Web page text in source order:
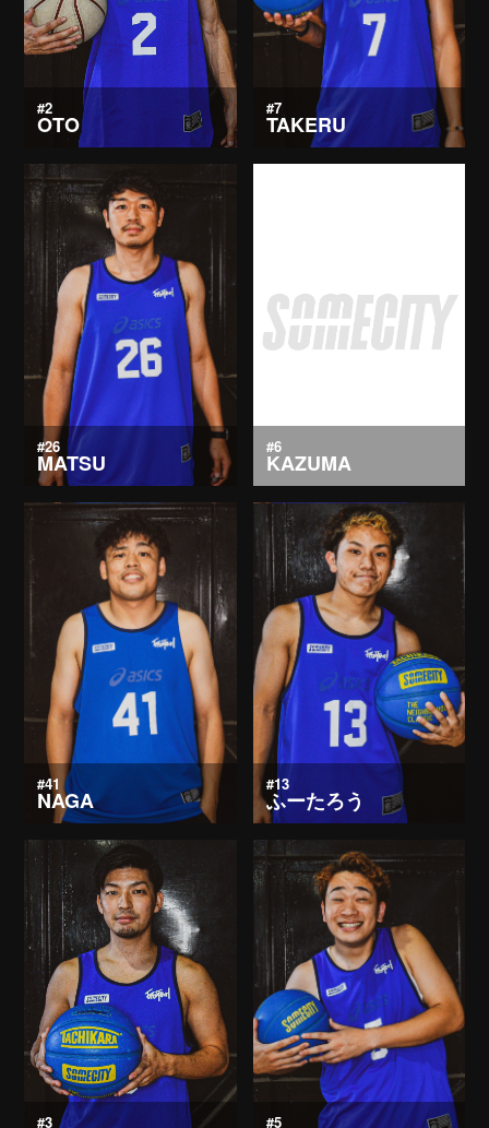
#2
OTO
#7
TAKERU
#26
MATSU
#6
KAZUMA
#41
NAGA
#13
ふーたろう
#3 #5